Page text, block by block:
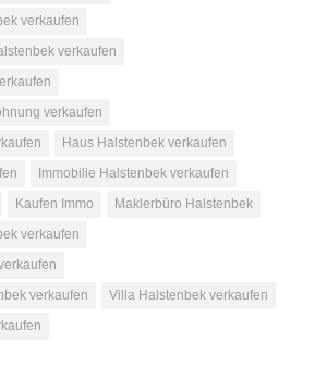
verkaufen
verkaufen
verkaufen
Haus Halstenbek verkaufen
Immobilie Halstenbek verkaufen
Kaufen Immo
Maklerbüro Halstenbek
verkaufen
verkaufen
Villa Halstenbek verkaufen